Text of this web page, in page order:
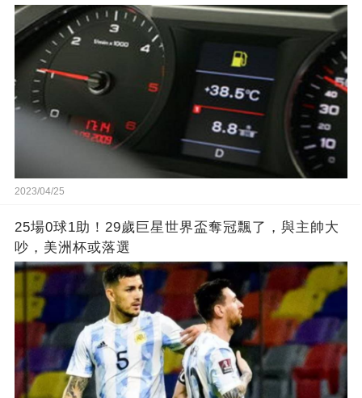
2023/04/25
25場0球1助！29歲巨星世界盃奪冠飄了，與主帥大
吵，美洲杯或落選